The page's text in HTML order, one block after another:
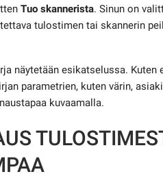
Tuo skannerista. Sinun on
tulostimen tai skannerin
näytetään esikatselussa.
parametrien, kuten värin,
kuvaamalla.